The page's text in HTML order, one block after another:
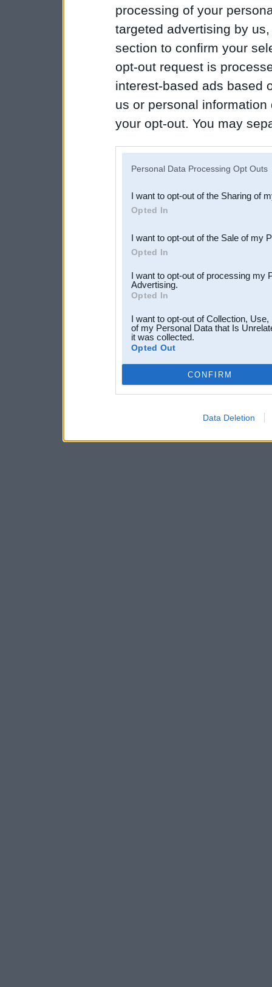
processing of your
targeted advertising by
section to confirm your
opt-out request is
interest-based ads based
us or personal
your opt-out. You may
Downstream Participants
third parties.
Personal Data Processing Opt Outs
I want to opt-out of the Sharing of
Opted In
I want to opt-out of the Sale of my
Opted In
I want to opt-out of processing my
Advertising.
Opted In
I want to opt-out of Collection,
of my Personal Data that Is
it was collected.
Opted Out
CONFIRM
Data Deletion